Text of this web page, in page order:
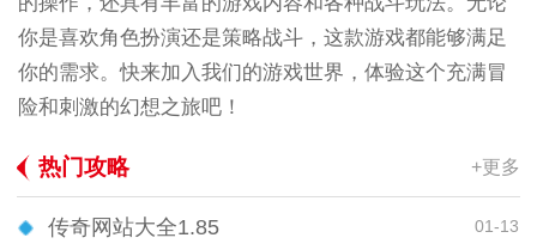
你是喜欢角色扮演还是策略战斗，这款游戏都能够满足
你的需求。快来加入我们的游戏世界，体验这个充满冒
险和刺激的幻想之旅吧！
热门攻略 +更多
传奇网站大全1.85 01-13